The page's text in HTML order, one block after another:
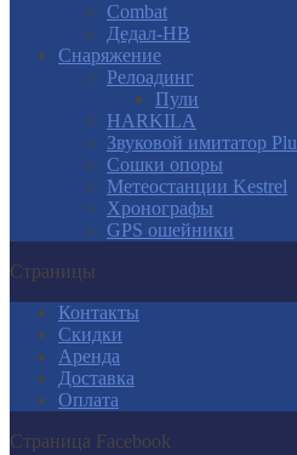
Combat
Дедал-НВ
Снаряжение
Релоадинг
Пули
HARKILA
Звуковой имитатор
Сошки опоры
Метеостанции Kestrel
Хронографы
GPS ошейники
Страницы
Контакты
Скидки
Аренда
Доставка
Оплата
Страница Facebook